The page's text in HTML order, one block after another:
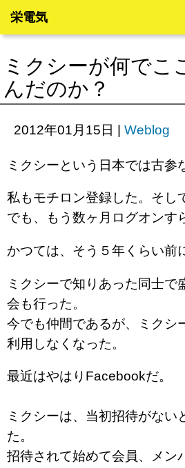
栄電気
ミクシーが何でこ
んだのか？
2012年01月15日 | Weblog
ミクシーという日本では古参
私もモチロン登録した。そし
でも、もう数ヶ月ログオン
かつては、そう５年くらい前
ミクシーで知りあった同士で
会も行った。
今でも仲間であるが、ミクシ
利用しなくなった。
最近はやはりFacebookだ。
ミクシーは、当初招待がない
た。
招待されて始めて会員、メ